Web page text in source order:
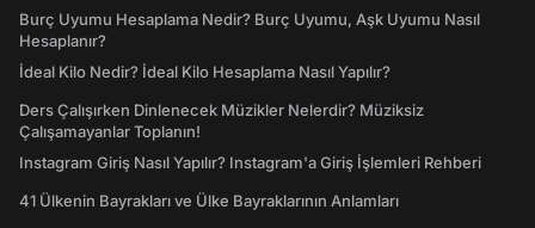
Burç Uyumu Hesaplama Nedir? Burç Uyumu, Aşk Uyumu Nasıl
Hesaplanır?
İdeal Kilo Nedir? İdeal Kilo Hesaplama Nasıl Yapılır?
Ders Çalışırken Dinlenecek Müzikler Nelerdir? Müziksiz
Çalışamayanlar Toplanın!
Instagram Giriş Nasıl Yapılır? Instagram'a Giriş İşlemleri Rehberi
41 Ülkenin Bayrakları ve Ülke Bayraklarının Anlamları